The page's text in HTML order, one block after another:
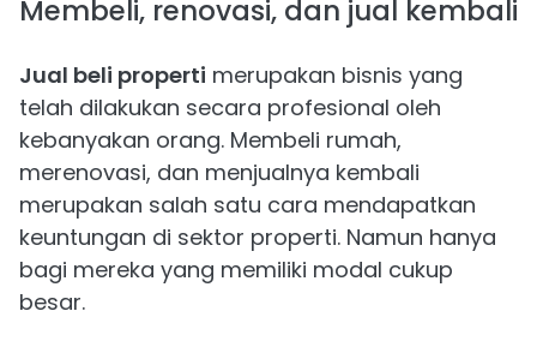
Membeli, renovasi, dan jual kembali
Jual beli properti merupakan bisnis yang
telah dilakukan secara profesional oleh
kebanyakan orang. Membeli rumah,
merenovasi, dan menjualnya kembali
merupakan salah satu cara mendapatkan
keuntungan di sektor properti. Namun hanya
bagi mereka yang memiliki modal cukup
besar.